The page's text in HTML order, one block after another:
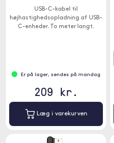
USB-C-kabel til
højhastighedsopladning af USB-
C-enheder. To meter langt.
Er på lager, sendes på mandag
209 kr.
Læg i varekurven